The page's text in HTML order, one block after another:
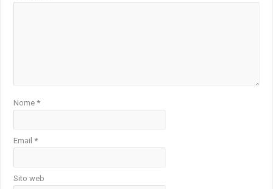
Nome*
Email*
Sito web